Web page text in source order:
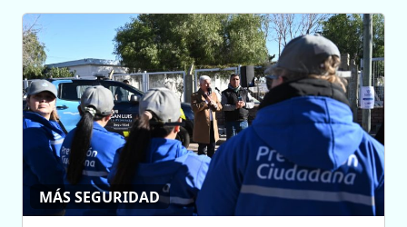
MÁS SEGURIDAD